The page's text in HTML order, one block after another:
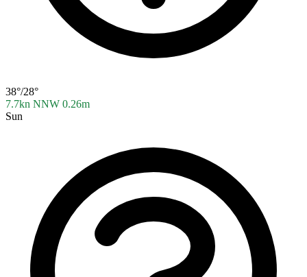
38°/28°
7.7kn NNW 0.26m
Sun